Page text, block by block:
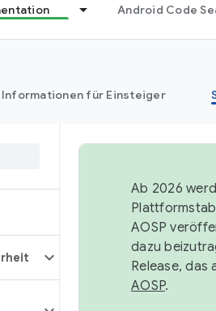
Android Code
Informationen für Einsteiger
Ab 2026
AOSP
dazu
Release, das
AOSP.